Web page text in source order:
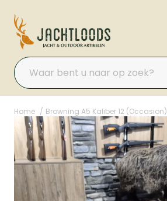
Home Browning A5 Kaliber 12 (Occasion)